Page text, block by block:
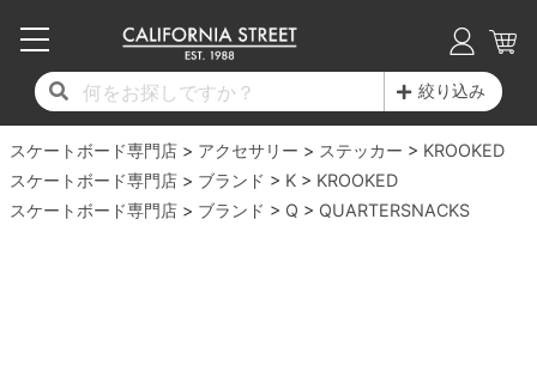
絞り込み
スケートボード専門店 アクセサリー ステッカー
KROOKED
スケートボード専門店
ブランド K
KROOKED
スケートボード専門店
ブランド Q QUARTERSNACKS
17時までのご注文は当日発送！
11,000円以上で送料無料！
毎月1日はポイント5倍！10日と20日は3倍！
コンプリートセット（完成品）
17時までのご注文は当日発送！
11,000円以上で送料無料！
毎月1日はポイント5倍！10日と20日は3倍！
デッキ新着一覧
子供用デッキ
7.0inch以下
7.2inch
17時までのご注文は当日発送！
11,000円以上で送料無料！
毎月1日はポイント5倍！10日と20日は3倍！
トラック新着一覧
7.0inch以下
7.2inch
7.3inch
17時までのご注文は当日発送！
11,000円以上で送料無料！
毎月1日はポイント5倍！10日と20日は3倍！
ウィール新着一覧
50mm
51mm
52mm
17時までのご注文は当日発送！
11,000円以上で送料無料！
毎月1日はポイント5倍！10日と20日は3倍！
シューズ新着一覧
20cm
21cm
22cm
17時までのご注文は当日発送！
11,000円以上で送料無料！
毎月1日はポイント5倍！10日と20日は3倍！
Tシャツ
17時までのご注文は当日発送！
11,000円以上で送料無料！
毎月1日はポイント5倍！10日と20日は3倍！
最新ブログ一覧
17時までのご注文は当日発送！
11,000円以上で送料無料！
毎月1日はポイント5倍！10日と20日は3倍！
初心者の方へ
17時までのご注文は当日発送！
11,000円以上で送料無料！
毎月1日はポイント5倍！10日と20日は3倍！
店舗情報